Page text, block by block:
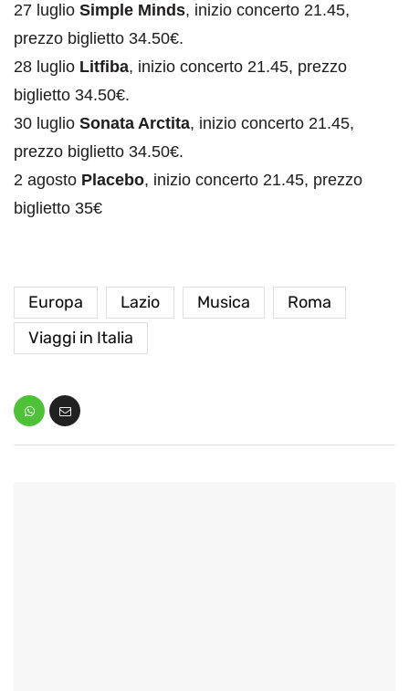
27 luglio Simple Minds, inizio concerto 21.45,
prezzo biglietto 34.50€.
28 luglio Litfiba, inizio concerto 21.45, prezzo
biglietto 34.50€.
30 luglio Sonata Arctita, inizio concerto 21.45,
prezzo biglietto 34.50€.
2 agosto Placebo, inizio concerto 21.45, prezzo
biglietto 35€
Europa Lazio Musica
Roma
Viaggi in Italia